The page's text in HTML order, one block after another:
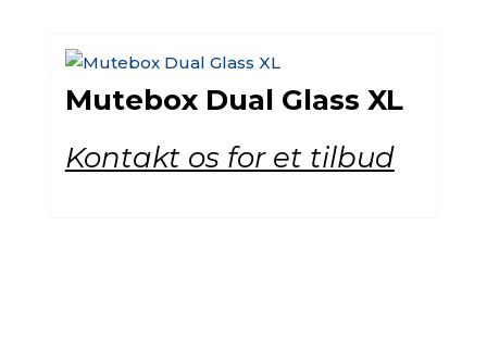
Mutebox Dual Glass XL
Kontakt os for et tilbud